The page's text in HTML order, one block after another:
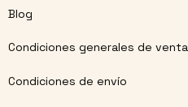
Blog
Condiciones generales de venta
Condiciones de envío